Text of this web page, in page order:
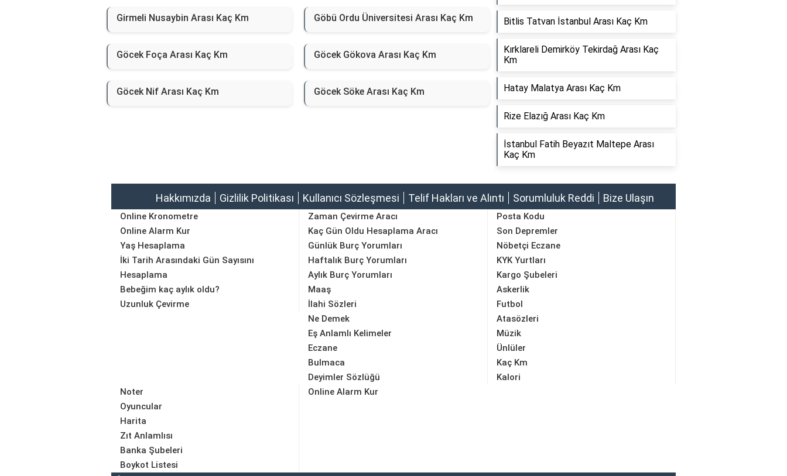
Girmeli Nusaybin Arası Kaç Km Göbü Ordu Üniversitesi Arası Kaç Km
Göcek Foça Arası Kaç Km Göcek Gökova Arası Kaç Km
Göcek Nif Arası Kaç Km Göcek Söke Arası Kaç Km
Bitlis Tatvan İstanbul Arası Kaç Km
Kırklareli Demirköy Tekirdağ Arası Kaç
Km
Hatay Malatya Arası Kaç Km
Rize Elazığ Arası Kaç Km
İstanbul Fatih Beyazıt Maltepe Arası
Kaç Km
Hakkımızda Gizlilik Politikası Kullanıcı Sözleşmesi Telif Hakları ve Alıntı Sorumluluk Reddi Bize Ulaşın
Online Kronometre
Online Alarm Kur
Yaş Hesaplama
İki Tarih Arasındaki Gün Sayısını
Hesaplama
Bebeğim kaç aylık oldu?
Uzunluk Çevirme
Zaman Çevirme Aracı
Kaç Gün Oldu Hesaplama Aracı
Günlük Burç Yorumları
Haftalık Burç Yorumları
Aylık Burç Yorumları
Maaş
Posta Kodu
Son Depremler
Nöbetçi Eczane
KYK Yurtları
Kargo Şubeleri
Askerlik
İlahi Sözleri
Ne Demek
Eş Anlamlı Kelimeler
Eczane
Bulmaca
Deyimler Sözlüğü
Futbol
Atasözleri
Müzik
Ünlüler
Kaç Km
Kalori
Noter
Oyuncular
Harita
Zıt Anlamlısı
Banka Şubeleri
Boykot Listesi
Online Alarm Kur